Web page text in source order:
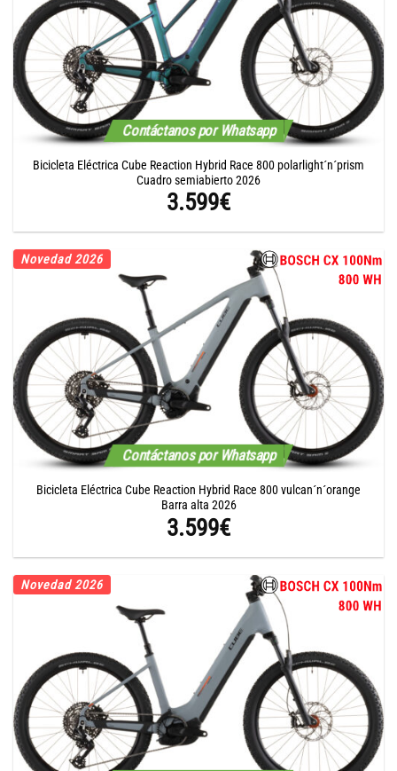
Contáctanos por Whatsapp
Bicicleta Eléctrica Cube Reaction Hybrid Race 800 polarlight´n´prism
Cuadro semiabierto 2026
3.599€
Contáctanos por Whatsapp
Novedad 2026
Bicicleta Eléctrica Cube Reaction Hybrid Race 800 vulcan´n´orange
Barra alta 2026
3.599€
Novedad 2026